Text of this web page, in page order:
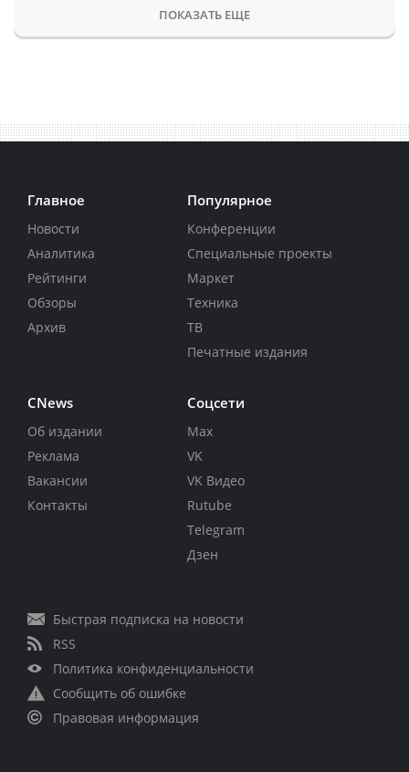
ПОКАЗАТЬ ЕЩЕ
Главное
Новости
Аналитика
Рейтинги
Обзоры
Архив
Популярное
Конференции
Специальные проекты
Маркет
Техника
ТВ
Печатные издания
CNews
Об издании
Реклама
Вакансии
Контакты
Соцсети
Max
VK
VK Видео
Rutube
Telegram
Дзен
Быстрая подписка на новости
RSS
Политика конфиденциальности
Сообщить об ошибке
Правовая информация